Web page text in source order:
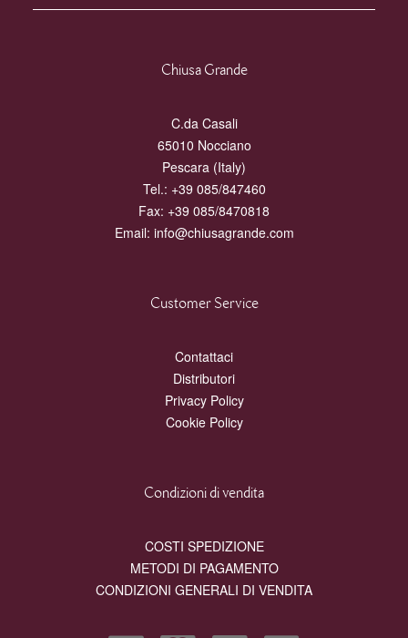
Chiusa Grande
C.da Casali
65010 Nocciano
Pescara (Italy)
Tel.: +39 085/847460
Fax: +39 085/8470818
Email: info@chiusagrande.com
Customer Service
Contattaci
Distributori
Privacy Policy
Cookie Policy
Condizioni di vendita
COSTI SPEDIZIONE
METODI DI PAGAMENTO
CONDIZIONI GENERALI DI VENDITA